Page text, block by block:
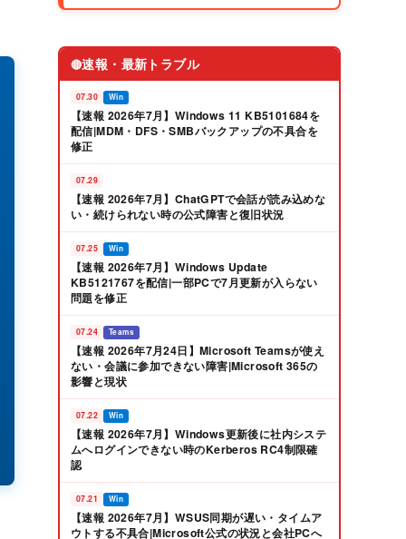
🔴速報・最新トラブル
07.30 Win
【速報 2026年7月】Windows 11 KB5101684を
配信|MDM・DFS・SMBバックアップの不具合を
修正
07.29
【速報 2026年7月】ChatGPTで会話が読み込めな
い・続けられない時の公式障害と復旧状況
07.25 Win
【速報 2026年7月】Windows Update
KB5121767を配信|一部PCで7月更新が入らない
問題を修正
07.24 Teams
【速報 2026年7月24日】Microsoft Teamsが使え
ない・会議に参加できない障害|Microsoft 365の
影響と現状
07.22 Win
【速報 2026年7月】Windows更新後に社内システ
ムへログインできない時のKerberos RC4制限確
認
07.21 Win
【速報 2026年7月】WSUS同期が遅い・タイムア
ウトする不具合|Microsoft公式の状況と会社PCへ